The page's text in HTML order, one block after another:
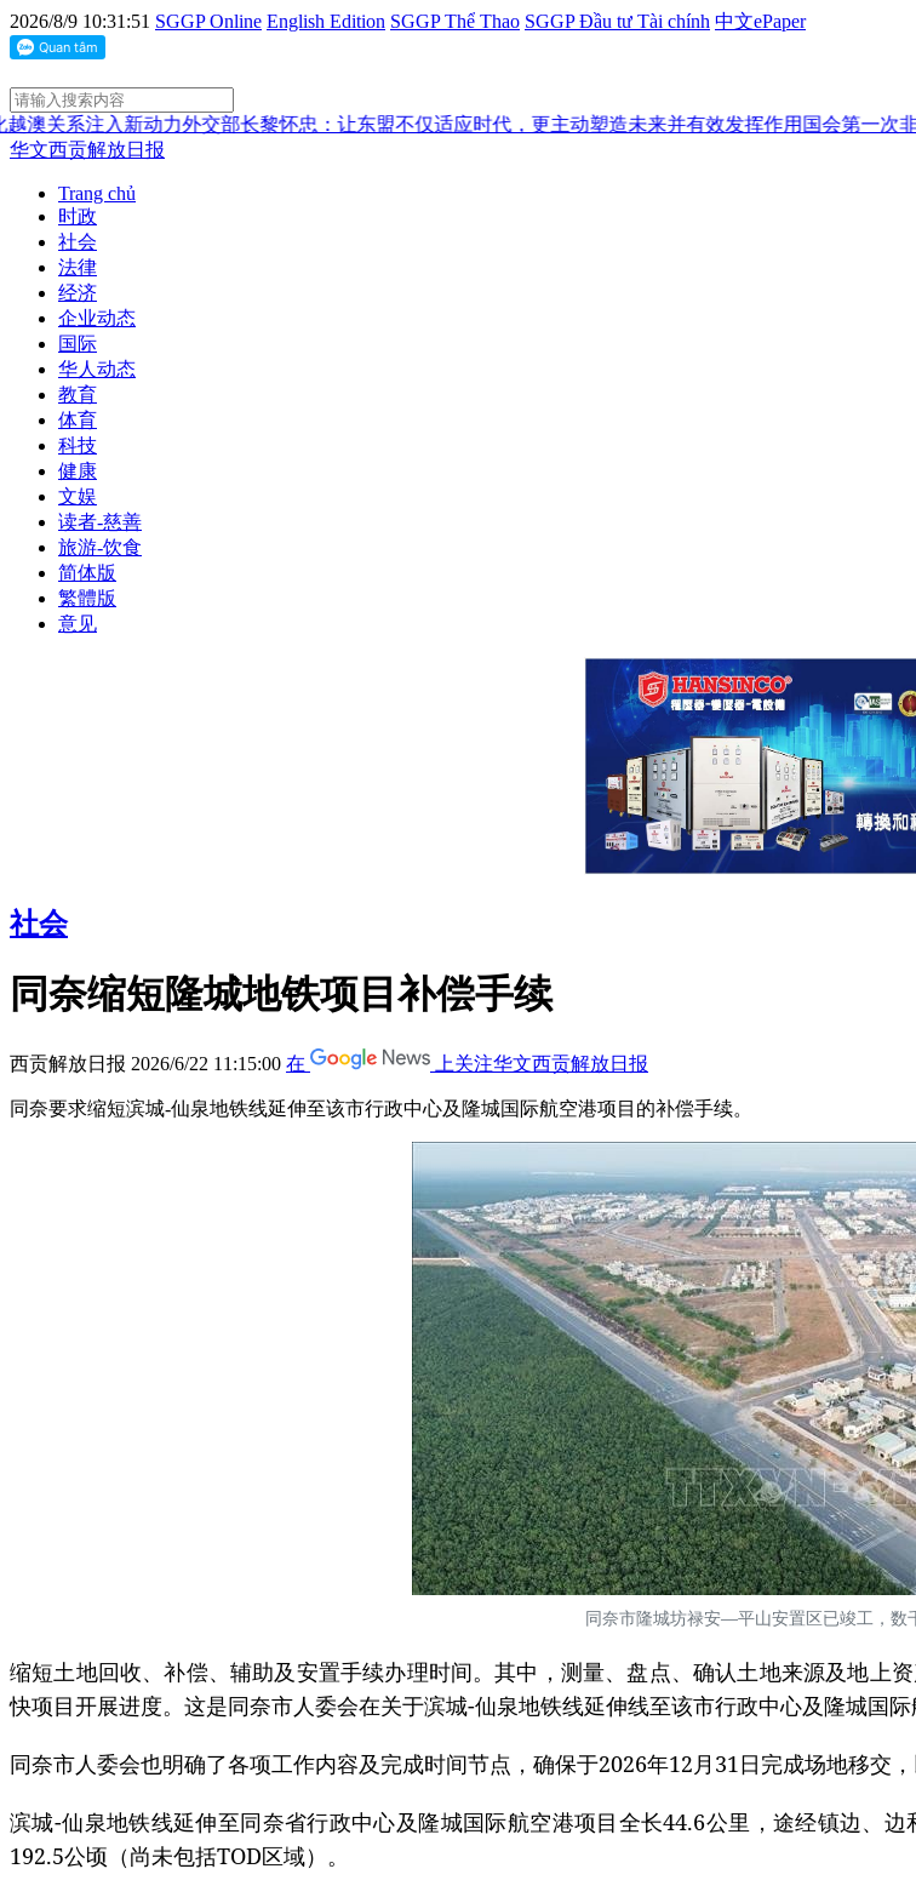
2026/8/9 10:31:51 SGGP Online English Edition SGGP Thể Thao SGGP Đầu tư Tài chính 中文ePaper
注入新动力 外交部长黎怀忠：让东盟不仅适应时代，更主动塑造未来并有效发挥作用国会第一次非常规
华文西贡解放日报
Trang chủ
时政
社会
法律
经济
企业动态
国际
华人动态
教育
体育
科技
健康
文娱
读者-慈善
旅游-饮食
简体版
繁體版
意见
社会
同奈缩短隆城地铁项目补偿手续
西贡解放日报 2026/6/22 11:15:00 在 上关注华文西贡解放日报
同奈要求缩短滨城-仙泉地铁线延伸至该市行政中心及隆城国际航空港项目的补偿手续。
同奈市隆城坊禄安—平山安置区已竣工，数
缩短土地回收、补偿、辅助及安置手续办理时间。其中，测量、盘点、确认土地来源及地上
快项目开展进度。这是同奈市人委会在关于滨城-仙泉地铁线延伸线至该市行政中心及隆城国
同奈市人委会也明确了各项工作内容及完成时间节点，确保于2026年12月31日完成场地移交，
滨城-仙泉地铁线延伸至同奈省行政中心及隆城国际航空港项目全长44.6公里，途经镇边、
192.5公顷（尚未包括TOD区域）。